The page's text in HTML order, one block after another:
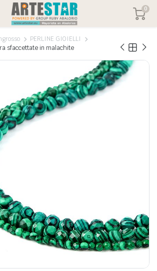
0
PERLINE GIOIELLI
sfaccettate in malachite